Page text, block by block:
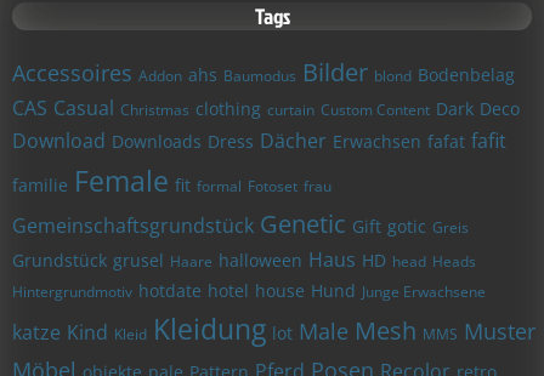
Tags
Accessoires Addon ahs Baumodus Bilder blond Bodenbelag
CAS Casual Christmas clothing curtain Custom Content Dark Deco
Download Downloads Dress Dächer Erwachsen fafat fafit
familie Female fit formal Fotoset frau
Gemeinschaftsgrundstück Genetic Gift gotic Greis
Grundstück grusel Haare halloween Haus HD head Heads
Hintergrundmotiv hotdate hotel house Hund Junge Erwachsene
katze Kind Kleid Kleidung lot Male Mesh MMS Muster
Möbel
Posen